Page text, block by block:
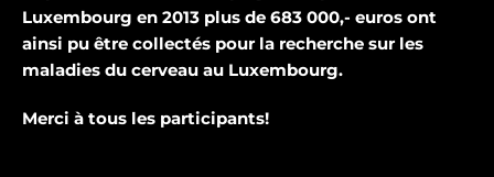
Luxembourg en 2013 plus de 683 000,- euros ont
ainsi pu être collectés pour la recherche sur les
maladies du cerveau au Luxembourg.
Merci à tous les participants!